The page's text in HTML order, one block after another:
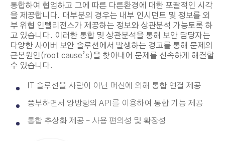
통합하여 협업하고 그에 따른 다른환경에 대한 포괄적인 시각
을 제공합니다. 대부분의 경우는 내부 인시던트 및 정보를 외
부 위협 인텔리전스가 제공하는 정보와 상관분석 가능토록 하
고 있습니다. 이러한 통합 및 상관분석을 통해 보안 담당자는
다양한 사이버 보안 솔루션에서 발생하는 경고를 통해 문제의
근본원인(root cause’s)을 찾아내어 문제를 신속하게 해결할
수 있습니다.
IT 솔루션을 사람이 아닌 머신에 의해 통합 연결 제공
풍부하면서 양방향의 API를 이용하여 통합 기능 제공
통합 추상화 제공 – 사용 편의성 및 확장성